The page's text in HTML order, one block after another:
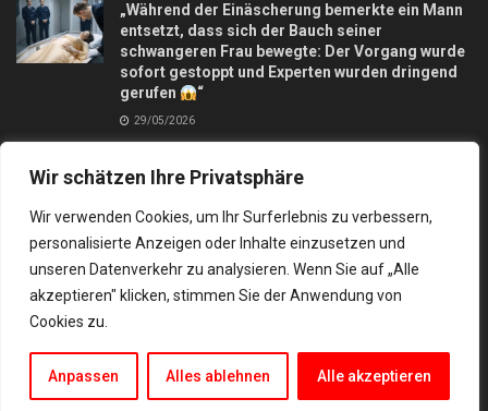
Wir schätzen Ihre Privatsphäre
Wir verwenden Cookies, um Ihr Surferlebnis zu verbessern,
personalisierte Anzeigen oder Inhalte einzusetzen und
unseren Datenverkehr zu analysieren. Wenn Sie auf „Alle
akzeptieren" klicken, stimmen Sie der Anwendung von
Cookies zu.
Anpassen Alles ablehnen Alle akzeptieren
„Während der Einäscherung bemerkte ein Mann
entsetzt, dass sich der Bauch seiner
schwangeren Frau bewegte: Der Vorgang wurde
sofort gestoppt und Experten wurden dringend
gerufen
“
29/05/2026
Apfelkuchen mit nur 3 Äpfel und in 10 Minuten,
macht mich verrückt
28/09/2025
Kontakt Datenschutz
© 2024 Besten rezepte und tipps